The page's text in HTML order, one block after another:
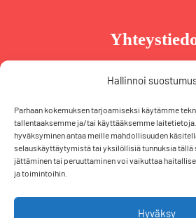
Hallinnoi
Parhaan kokemuksen tarjoamiseksi käytämme
tallentaaksemme ja/tai käyttääksemme
hyväksyminen antaa meille mahdollisuuden
selauskäyttäytymistä tai yksilöllisiä tunnuksia tällä
jättäminen tai peruuttaminen voi vaikuttaa
ja toimintoihin.
Hyväksy
Taru
Vaalipäällikö
Puh. +358 50 574